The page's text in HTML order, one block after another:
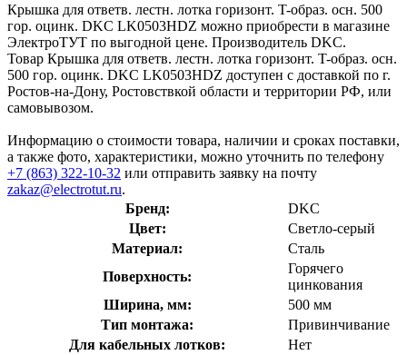
Крышка для ответв. лестн. лотка горизонт. T-образ. осн. 500
гор. оцинк. DKC LK0503HDZ можно приобрести в магазине
ЭлектроТУТ по выгодной цене. Производитель DKC.
Товар Крышка для ответв. лестн. лотка горизонт. T-образ. осн.
500 гор. оцинк. DKC LK0503HDZ доступен с доставкой по г.
Ростов-на-Дону, Ростовствкой области и территории РФ, или
самовывозом.
Информацию о стоимости товара, наличии и сроках поставки,
а также фото, характеристики, можно уточнить по телефону
+7 (863) 322-10-32 или отправить заявку на почту
zakaz@electrotut.ru.
Бренд:
DKC
Цвет:
Светло-серый
Материал:
Сталь
Поверхность:
Горячего
цинкования
Ширина, мм:
500 мм
Тип монтажа:
Привинчивание
Для кабельных лотков:
Нет